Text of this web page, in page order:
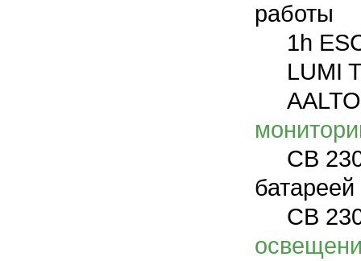
работы
1h
LUMI
AALTO
CB
CB